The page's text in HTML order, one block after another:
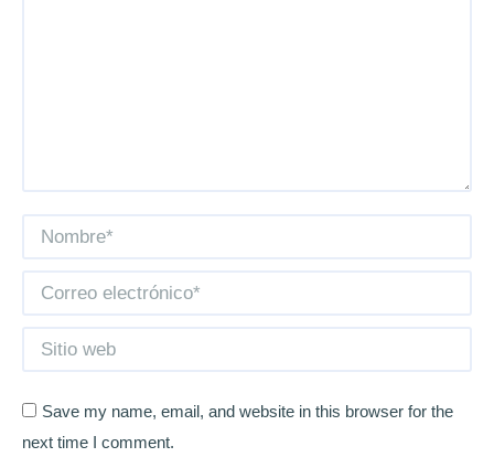
Nombre *
Correo electrónico *
Sitio web
Save my name, email, and website in this browser for the
next time I comment.